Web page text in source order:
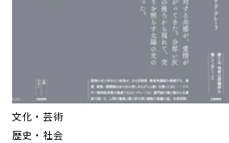
文化・芸術
歴史・社会